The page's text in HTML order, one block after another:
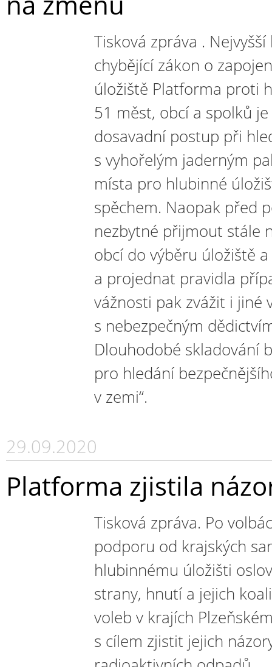
Tisková zpráva .
chybějící zákon o
úložiště Platforma proti
51 měst, obcí a spolků
dosavadní postup při
s vyhořelým jaderným
místa pro hlubinné
spěchem. Naopak před
nezbytné přijmout stále
obcí do výběru úložiště
a projednat pravidla
vážnosti pak zvážit i jiné
s nebezpečným
Dlouhodobé skladování
pro hledání
v zemi“.
29.09.2020
Platforma zjistila
Tisková zpráva. Po
podporu od krajských
hlubinnému úložišti
strany, hnutí a jejich
voleb v krajích
s cílem zjistit jejich